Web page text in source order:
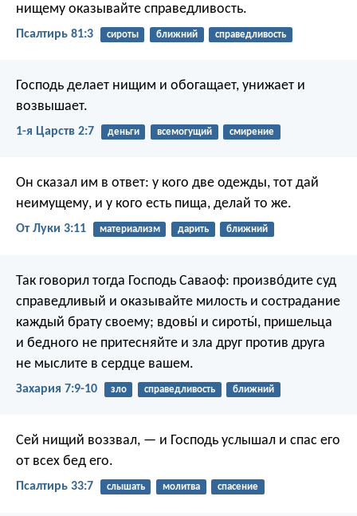
нищему оказывайте справедливость.
Псалтирь 81:3 сироты ближний справедливость
Господь делает нищим и обогащает, унижает и
возвышает.
1-я Царств 2:7 деньги всемогущий смирение
Он сказал им в ответ: у кого две одежды, тот дай
неимущему, и у кого есть пища, делай то же.
От Луки 3:11 материализм дарить ближний
Так говорил тогда Господь Саваоф: произво́дите суд
справедливый и оказывайте милость и сострадание
каждый брату своему; вдовы́ и сироты́, пришельца
и бедного не притесняйте и зла друг против друга
не мыслите в сердце вашем.
Захария 7:9-10 зло справедливость ближний
Сей нищий воззвал, — и Господь услышал и спас его
от всех бед его.
Псалтирь 33:7 слышать молитва спасение